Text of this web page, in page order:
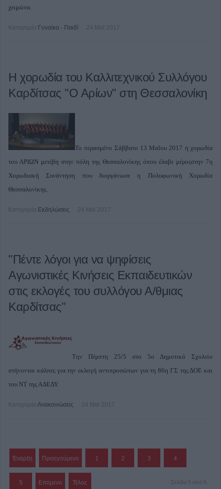
χειμώνα.
Κατηγορία Γυναίκα - Παιδί 24 Μαϊ 2017
Η χορωδία του Καλλιτεχνικού Συλλόγου
Καρδίτσας "Ο Αρίων" στη Θεσσαλονίκη
Το περασμένο Σάββατο 13 Μαΐου 2017 η χορωδία
του ΑΡΙΩΝ μετέβη στην πόλη της Θεσσαλονίκης όπου έλαβε μέροςστην 7η
Χορωδιακή Συνάντηση που διοργάνωσε η Πολυφωνική Χορωδία
Θεσσαλονίκης.
Κατηγορία Εκδηλώσεις 24 Μαϊ 2017
"Πέντε λόγοι για να ψηφίσεις
Αγωνιστικές Κινήσεις Εκπαιδευτικών
στις εκλογές του συλλόγου Α/θμιας
Καρδίτσας"
Την Πέμπτη 25/5 στο 5ο Δημοτικό Σχολείο
στήνονται κάλπες για την εκλογή αντιπροσώπων για τη 86η ΓΣ της ΔΟΕ και
του ΝΤ της ΑΔΕΔΥ.
Κατηγορία Ανακοινώσεις 24 Μαϊ 2017
Έναρξη Προηγούμενο 1 2 3 4
5 Επόμενο Τέλος Σελίδα 5 από 5